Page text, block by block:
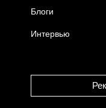
Блоги
Интервью